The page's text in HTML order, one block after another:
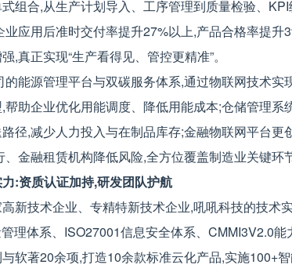
组合,从生产计划导入、工序管理到质量检验、
业应用后准时交付率提升27%以上,产品合格率提升
,真正实现“生产看得见、管控更精准”。
的能源管理平台与双碳服务体系,通过物联网技术实
助企业优化用能调度、降低用能成本;仓储管理系
径,减少人力投入与在制品库存;金融物联网平台
金融租赁机构降低风险,全方位覆盖制造业关键环节
:资质认证加持,研发团队护航
新技术企业、专精特新技术企业,吼吼科技的技术
理体系、ISO27001信息安全体系、CMMI3V2.0
软著20余项,打造10余款标准云化产品,实施100+